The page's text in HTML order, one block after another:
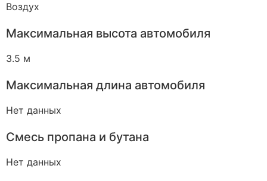
Воздух
Максимальная высота автомобиля
3.5 м
Максимальная длина автомобиля
Нет данных
Смесь пропана и бутана
Нет данных